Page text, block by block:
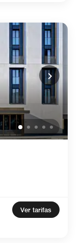
Ver tarifas